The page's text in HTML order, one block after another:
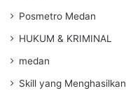
Posmetro Medan
HUKUM & KRIMINAL
medan
Skill yang Menghasilkan